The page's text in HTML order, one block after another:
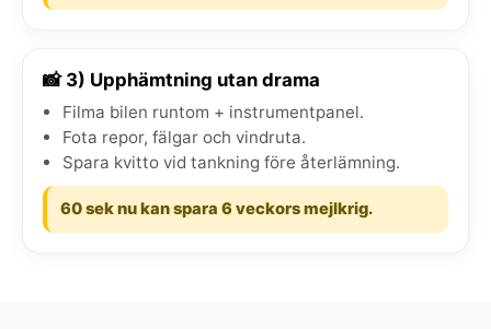
📸 3) Upphämtning utan drama
Filma bilen runtom + instrumentpanel.
Fota repor, fälgar och vindruta.
Spara kvitto vid tankning före återlämning.
60 sek nu kan spara 6 veckors mejlkrig.